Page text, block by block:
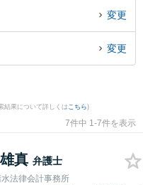
の弁護士を検索したい』『初回
阪市淀川区内の弁護士に相談予
めです。
変更
変更
結果について詳しくは こちら)
7件中 1-7件を表示
真 弁護士
法律会計事務所